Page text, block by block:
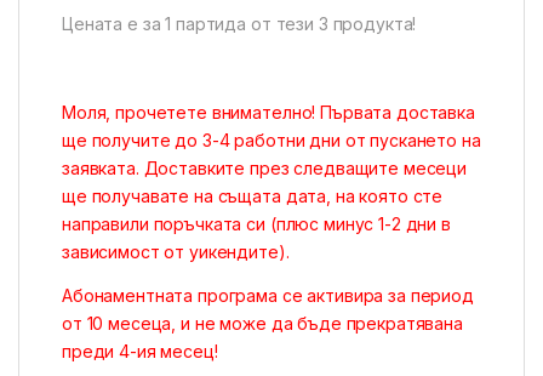
Цената е за 1 партида от тези 3 продукта!
Моля, прочетете внимателно! Първата доставка
ще получите до 3-4 работни дни от пускането на
заявката. Доставките през следващите месеци
ще получавате на същата дата, на която сте
направили поръчката си (плюс минус 1-2 дни в
зависимост от уикендите).
Абонаментната програма се активира за период
от 10 месеца, и не може да бъде прекратявана
преди 4-ия месец!